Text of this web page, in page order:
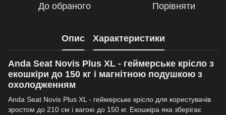
До обраного Порівняти
Опис Характеристики
Anda Seat Novis Plus XL - геймерське крісло з
екошкіри до 150 кг і магнітною подушкою з
охолодженням
Anda Seat Novis Plus XL - геймерське крісло для користувачів
зростом до 210 см і вагою до 150 кг. Екошкіра яка зберігає